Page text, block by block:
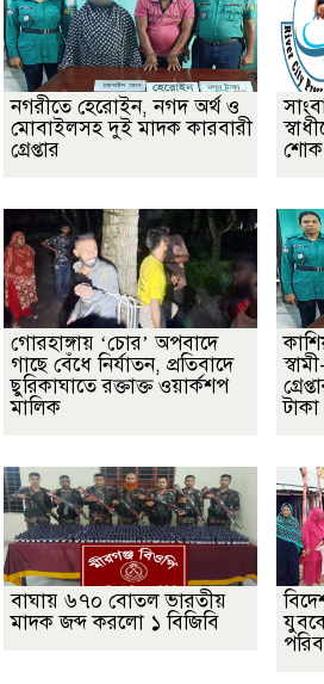
নগরীতে হেরোইন, নগদ অর্থ ও
মোবাইলসহ দুই মাদক কারবারী
গ্রেপ্তার
শোক
গোরহাঙ্গায় ‘চোর’ অপবাদে
গাছে বেঁধে নির্যাতন, প্রতিবাদে
ছুরিকাঘাতে রক্তাক্ত ওয়ার্কশপ
মালিক
টাকা
বাঘায় ৬৭০ বোতল ভারতীয়
মাদক জব্দ করলো ১ বিজিবি